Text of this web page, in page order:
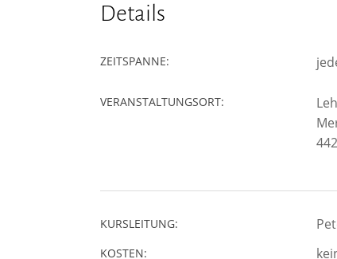
Details
ZEITSPANNE:
VERANSTALTUNGSORT:
KURSLEITUNG:
KOSTEN: